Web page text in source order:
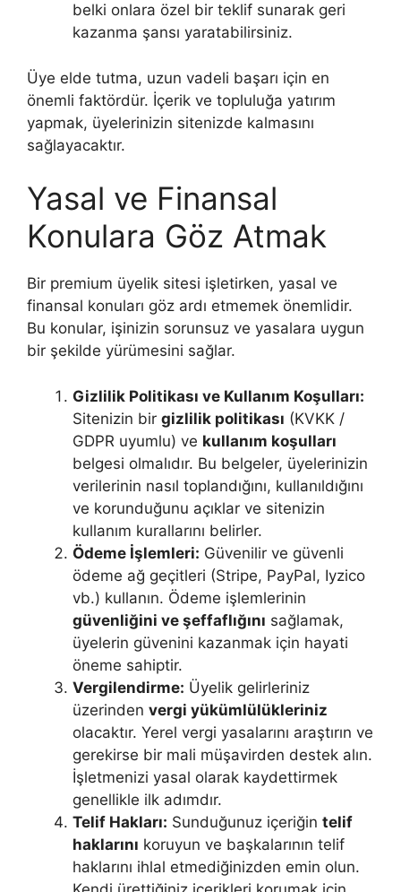
belki onlara özel bir teklif sunarak geri
kazanma şansı yaratabilirsiniz.
Üye elde tutma, uzun vadeli başarı için en
önemli faktördür. İçerik ve topluluğa yatırım
yapmak, üyelerinizin sitenizde kalmasını
sağlayacaktır.
Yasal ve Finansal
Konulara Göz Atmak
Bir premium üyelik sitesi işletirken, yasal ve
finansal konuları göz ardı etmemek önemlidir.
Bu konular, işinizin sorunsuz ve yasalara uygun
bir şekilde yürümesini sağlar.
Gizlilik Politikası ve Kullanım Koşulları:
Sitenizin bir gizlilik politikası (KVKK /
GDPR uyumlu) ve kullanım koşulları
belgesi olmalıdır. Bu belgeler, üyelerinizin
verilerinin nasıl toplandığını, kullanıldığını
ve korunduğunu açıklar ve sitenizin
kullanım kurallarını belirler.
Ödeme İşlemleri: Güvenilir ve güvenli
ödeme ağ geçitleri (Stripe, PayPal, Iyzico
vb.) kullanın. Ödeme işlemlerinin
güvenliğini ve şeffaflığını sağlamak,
üyelerin güvenini kazanmak için hayati
öneme sahiptir.
Vergilendirme: Üyelik gelirleriniz
üzerinden vergi yükümlülükleriniz
olacaktır. Yerel vergi yasalarını araştırın ve
gerekirse bir mali müşavirden destek alın.
İşletmenizi yasal olarak kaydettirmek
genellikle ilk adımdır.
Telif Hakları: Sunduğunuz içeriğin telif
haklarını koruyun ve başkalarının telif
haklarını ihlal etmediğinizden emin olun.